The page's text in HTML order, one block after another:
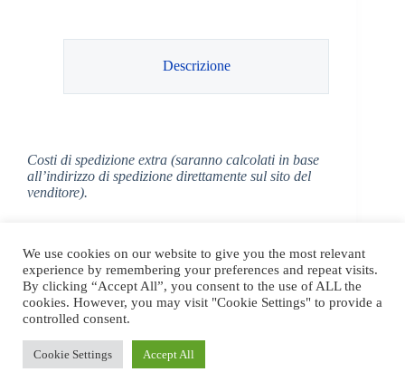
Descrizione
Costi di spedizione extra (saranno calcolati in base
all’indirizzo di spedizione direttamente sul sito del
venditore).
We use cookies on our website to give you the most relevant
experience by remembering your preferences and repeat visits.
By clicking “Accept All”, you consent to the use of ALL the
cookies. However, you may visit "Cookie Settings" to provide a
controlled consent.
Cookie Settings Accept All